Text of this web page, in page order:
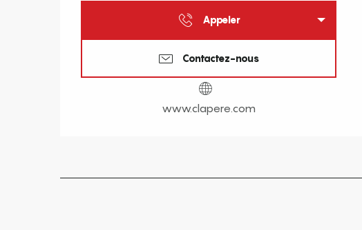
Appeler
Contactez-nous
www.clapere.com